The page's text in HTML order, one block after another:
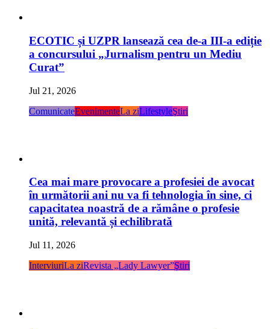
ECOTIC și UZPR lansează cea de-a III-a ediție
a concursului „Jurnalism pentru un Mediu
Curat”
Jul 21, 2026
ComunicateEvenimenteLa ziLifestyleŞtiri
Cea mai mare provocare a profesiei de avocat
în următorii ani nu va fi tehnologia în sine, ci
capacitatea noastră de a rămâne o profesie
unită, relevantă și echilibrată
Jul 11, 2026
InterviuriLa ziRevista „Lady Lawyer”Ştiri